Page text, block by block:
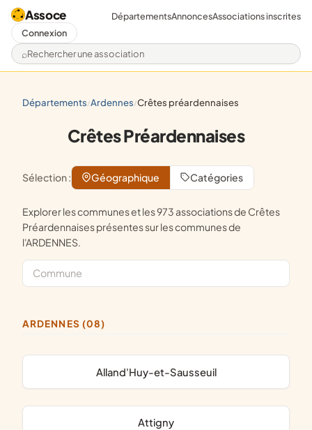
Assoce
Rechercher une association
DépartementsAnnoncesAssociations inscrites
Connexion
départements/ ardennes/ crêtes préardennaises
Crêtes Préardennaises
Sélection : Géographique Catégories
Explorer les communes et les 973 associations de Crêtes
Préardennaises présentes sur les communes de
l'ARDENNES.
ARDENNES (08)
Alland'Huy-et-Sausseuil
Attigny